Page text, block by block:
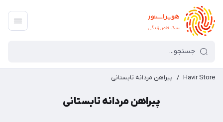
Havir Store
/ پیراهن مردانه تابستانی
پیراهن مردانه تابستانی